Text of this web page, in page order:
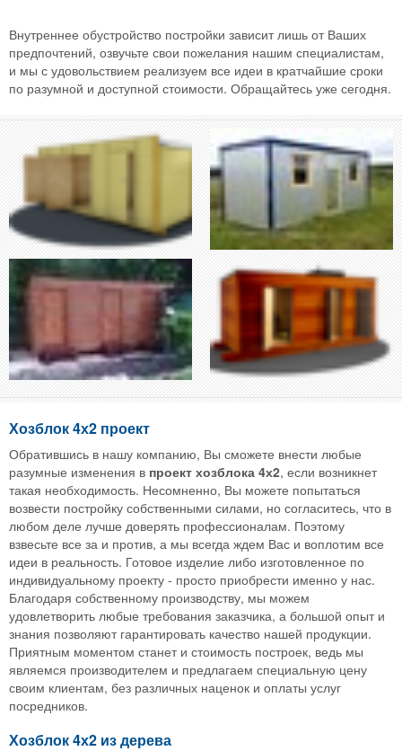
Внутреннее обустройство постройки зависит лишь от Ваших
предпочтений, озвучьте свои пожелания нашим специалистам,
и мы с удовольствием реализуем все идеи в кратчайшие сроки
по разумной и доступной стоимости. Обращайтесь уже сегодня.
Хозблок 4х2 проект
Обратившись в нашу компанию, Вы сможете внести любые
разумные изменения в проект хозблока 4х2, если возникнет
такая необходимость. Несомненно, Вы можете попытаться
возвести постройку собственными силами, но согласитесь, что в
любом деле лучше доверять профессионалам. Поэтому
взвесьте все за и против, а мы всегда ждем Вас и воплотим все
идеи в реальность. Готовое изделие либо изготовленное по
индивидуальному проекту - просто приобрести именно у нас.
Благодаря собственному производству, мы можем
удовлетворить любые требования заказчика, а большой опыт и
знания позволяют гарантировать качество нашей продукции.
Приятным моментом станет и стоимость построек, ведь мы
являемся производителем и предлагаем специальную цену
своим клиентам, без различных наценок и оплаты услуг
посредников.
Хозблок 4х2 из дерева